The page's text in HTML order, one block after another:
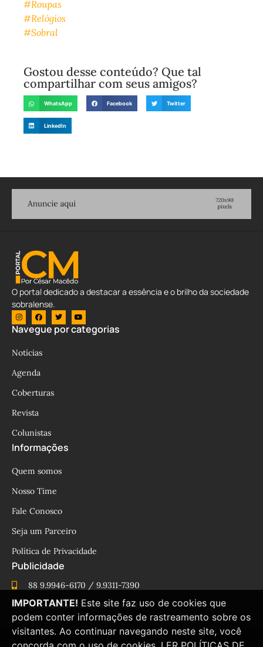
#Roupas
#Relógios
#Sobral
Gostou desse conteúdo? Que tal
compartilhar com seus amigos?
WhatsApp Facebook Twitter
LinkedIn
O portal dedicado a destacar a essência e o brilho da sociedade
sobralense.
Navegue por categorias
Notícias
Agenda
Coberturas
Revista
Colunistas
Informações
Quem somos
Nosso Time
Fale Conosco
Seja um Parceiro
Política de Privacidade
Publicidade
88 9.9946-6170 / 9.9311-7390
cesinhamacedo@yahoo.com.br
IMPORTANTE! Este site faz uso de cookies que
podem conter informações de rastreamento sobre os
visitantes. Ao continuar navegando neste site, você